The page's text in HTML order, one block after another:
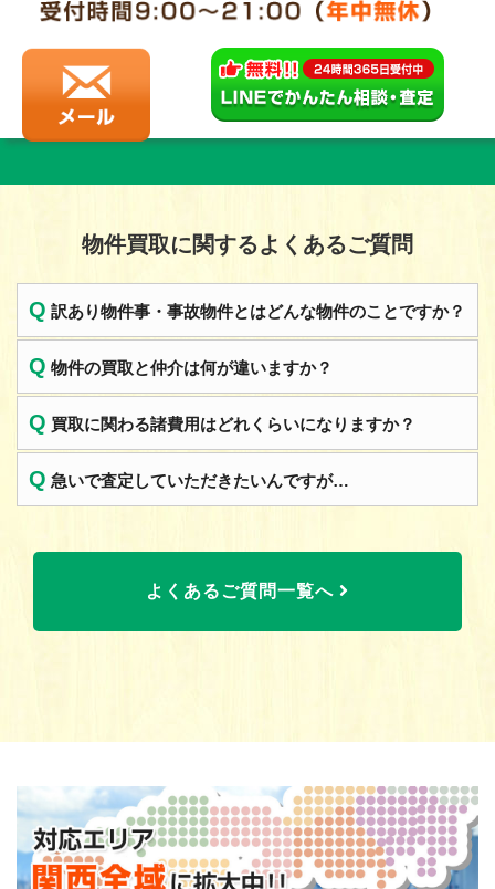
物件買取に関するよくあるご質問
Q 訳あり物件事・事故物件とはどんな物件のことですか？
Q 物件の買取と仲介は何が違いますか？
Q 買取に関わる諸費用はどれくらいになりますか？
Q 急いで査定していただきたいんですが…
よくあるご質問一覧へ